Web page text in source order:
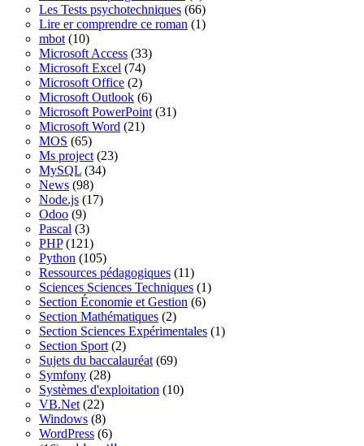
Les Tests psychotechniques (66)
Lire er comprendre ce roman (1)
mbot (10)
Microsoft Access (33)
Microsoft Excel (74)
Microsoft Office (2)
Microsoft Outlook (6)
Microsoft PowerPoint (31)
Microsoft Word (21)
MOS (65)
Ms project (23)
MySQL (34)
News (98)
Node.js (17)
Odoo (9)
Pascal (3)
PHP(121)
Python (105)
Ressources pédagogiques (11)
Sciences Sciences Techniques (1)
Section Économie et Gestion (6)
Section Mathématiques (2)
Section Sciences Expérimentales (1)
Section Sport (2)
Sujets du baccalauréat (69)
Symfony (28)
Systèmes d'exploitation (10)
VB.Net (22)
Windows (8)
WordPress (6)